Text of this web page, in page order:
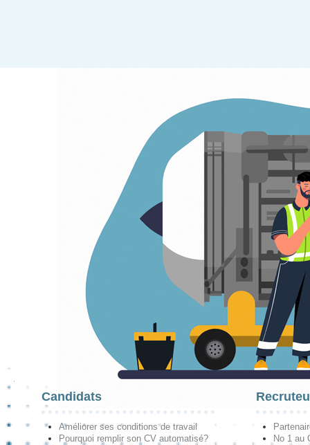
Candidats
Améliorer ses conditions de travail
Pourquoi remplir son CV automatisé?
No 1 au